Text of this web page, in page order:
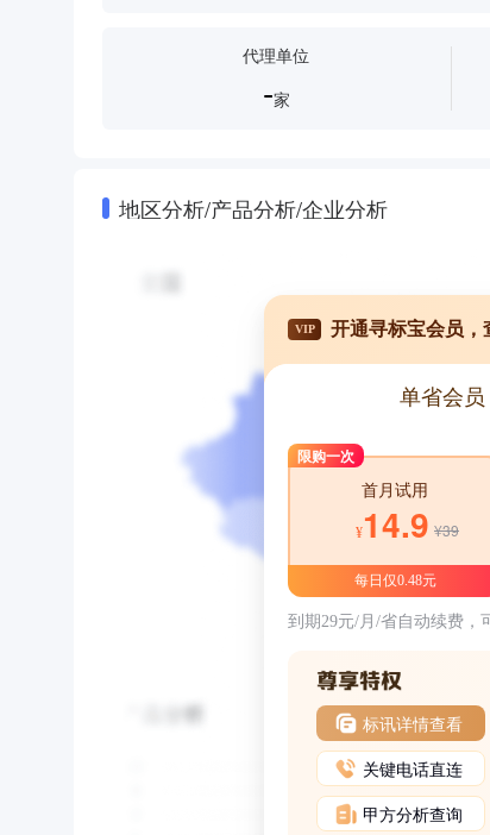
代理单位
-家
地区分析/产品分析/企业分析
VIP 开通寻标宝会员，
单省会员
限购一次
首月试用
¥14.9 ¥39
每日仅0.48元
到期29元/月/省自动续费，
标讯详情查看
关键电话直连
甲方分析查询